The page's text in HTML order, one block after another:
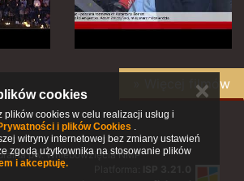
» Więcej filmów
pw. Wniebowzięcia NMP
cookies
plików cookies w celu realizacji usług i
i plików Cookies .
witryny internetowej bez zmiany ustawień
zgodą użytkownika na stosowanie plików
i akceptuję.
✕